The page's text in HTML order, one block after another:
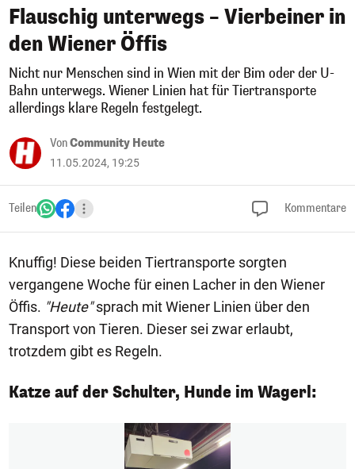
Flauschig unterwegs – Vierbeiner in
den Wiener Öffis
Nicht nur Menschen sind in Wien mit der Bim oder der U-
Bahn unterwegs. Wiener Linien hat für Tiertransporte
allerdings klare Regeln festgelegt.
VonCommunity Heute
11.05.2024, 19:25
Teilen Kommentare
Knuffig! Diese beiden Tiertransporte sorgten
vergangene Woche für einen Lacher in den Wiener
Öffis. "Heute"sprach mit Wiener Linien über den
Transport von Tieren. Dieser sei zwar erlaubt,
trotzdem gibt es Regeln.
Katze auf der Schulter, Hunde im Wagerl:
1/4